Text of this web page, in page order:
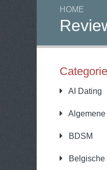
HOME
AI Dating
BDSM